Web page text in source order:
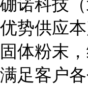
硼诺科技
优势供应
固体粉末
满足客户